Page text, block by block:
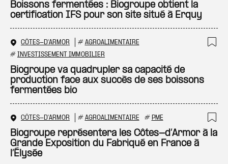
Boissons fermentées : Biogroupe obtient la
certification IFS pour son site situé à Erquy
CÔTES-D'ARMOR # AGROALIMENTAIRE
# INVESTISSEMENT IMMOBILIER
Biogroupe va quadrupler sa capacité de
production face aux succès de ses boissons
fermentées bio
CÔTES-D'ARMOR # AGROALIMENTAIRE # PME
Biogroupe représentera les Côtes-d’Armor à la
Grande Exposition du Fabriqué en France à
l’Élysée